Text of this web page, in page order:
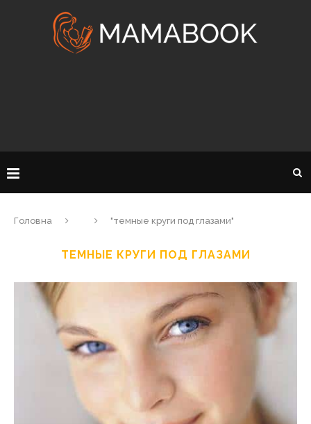
Головна "темные круги под глазами"
ТЕМНЫЕ КРУГИ ПОД ГЛАЗАМИ